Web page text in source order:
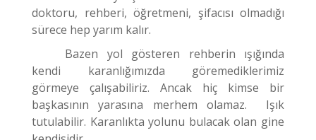
doktoru, rehberi, öğretmeni, şifacısı olmadığı
sürece hep yarım kalır.
Bazen yol gösteren rehberin ışığında
kendi karanlığımızda göremediklerimiz
görmeye çalışabiliriz. Ancak hiç kimse bir
başkasının yarasına merhem olamaz. Işık
tutulabilir. Karanlıkta yolunu bulacak olan gine